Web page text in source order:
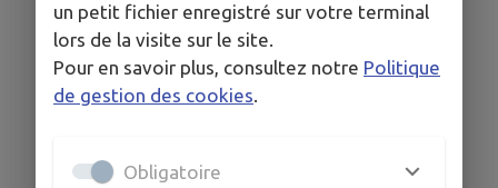
Place de l’Église 74160 Beaumont
DATE
Le dim. 12 juil.
TARIFS
un petit fichier enregistré sur votre terminal
lors de la visite sur le site.
Pour en savoir plus, consultez notre Politique
de gestion des cookies.
Obligatoire